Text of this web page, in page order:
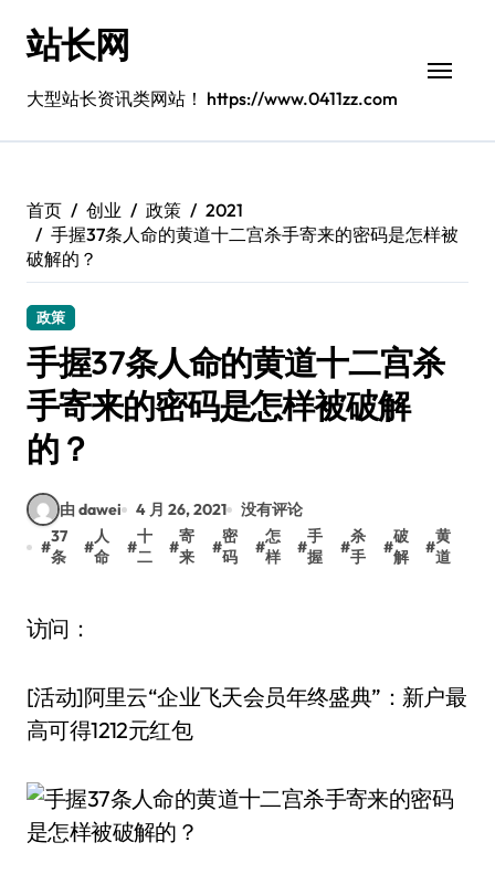
站长网
大型站长资讯类网站！ https://www.0411zz.com
首页 创业 政策
2021
手握37条人命的黄道十二宫杀手寄来的密码是怎样被
破解的？
政策
手握37条人命的黄道十二宫杀
手寄来的密码是怎样被破解
的？
由 dawei 4 月 26, 2021
没有评论
#
37
条
#
人
命
#
十
二
#
寄
来
#
密
码
#
怎
样
#
手
握
#
杀
手
#
破
解
#
黄
道
访问：
[活动]阿里云“企业飞天会员年终盛典”：新户最
高可得1212元红包